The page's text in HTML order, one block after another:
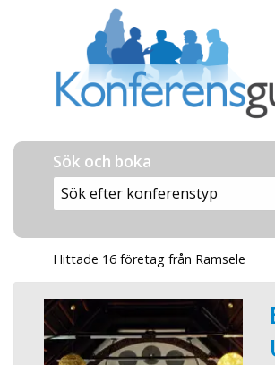
Sök och boka
Hittade 16 företag från Ramsele